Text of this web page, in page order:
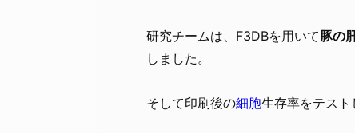
研究チームは、F3DBを用いて豚の
しました。
そして印刷後の細胞生存率をテスト